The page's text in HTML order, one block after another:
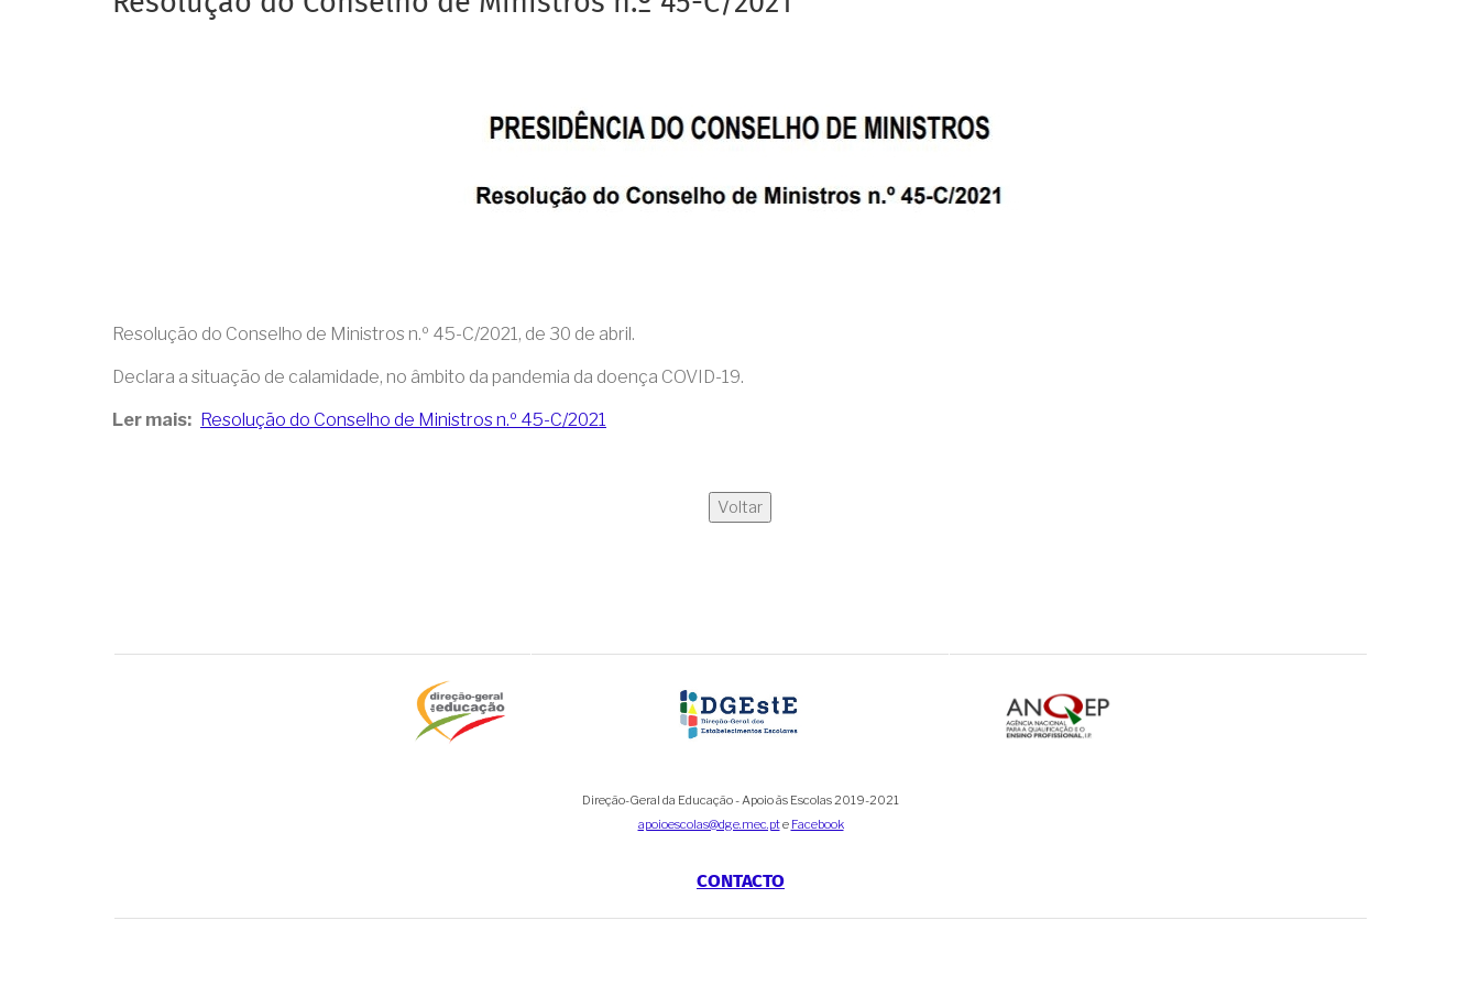
Resolução do Conselho de Ministros n.º 45-C/2021, de 30 de abril.
Declara a situação de calamidade, no âmbito da pandemia da doença COVID-19.
Ler mais Resolução do Conselho de Ministros n.º 45-C/2021
Voltar
Direção-Geral da Educação - Apoio às Escolas 2019-2021
apoioescolas@dge.mec.pte Facebook
CONTACTO